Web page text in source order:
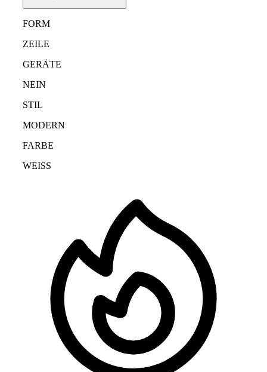
FORM
ZEILE
GERÄTE
NEIN
STIL
MODERN
FARBE
WEISS